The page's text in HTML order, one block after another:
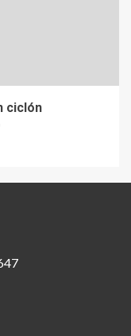
ciclón